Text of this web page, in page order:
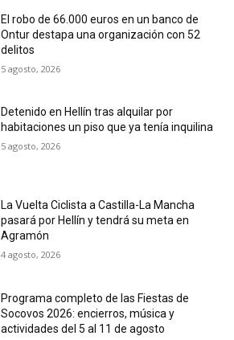
El robo de 66.000 euros en un banco de
Ontur destapa una organización con 52
delitos
5 agosto, 2026
Detenido en Hellín tras alquilar por
habitaciones un piso que ya tenía inquilina
5 agosto, 2026
La Vuelta Ciclista a Castilla-La Mancha
pasará por Hellín y tendrá su meta en
Agramón
4 agosto, 2026
Programa completo de las Fiestas de
Socovos 2026: encierros, música y
actividades del 5 al 11 de agosto